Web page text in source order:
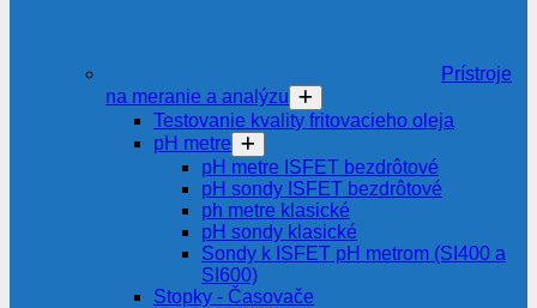
Prístroje
na meranie a analýzu
Testovanie kvality fritovacieho oleja
pH metre
pH metre ISFET bezdrôtové
pH sondy ISFET bezdrôtové
ph metre klasické
pH sondy klasické
Sondy k ISFET pH metrom (SI400 a
SI600)
Stopky - Časovače